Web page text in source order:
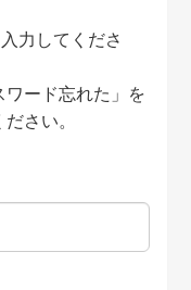
力してくださ
ード忘れた」を
さい。